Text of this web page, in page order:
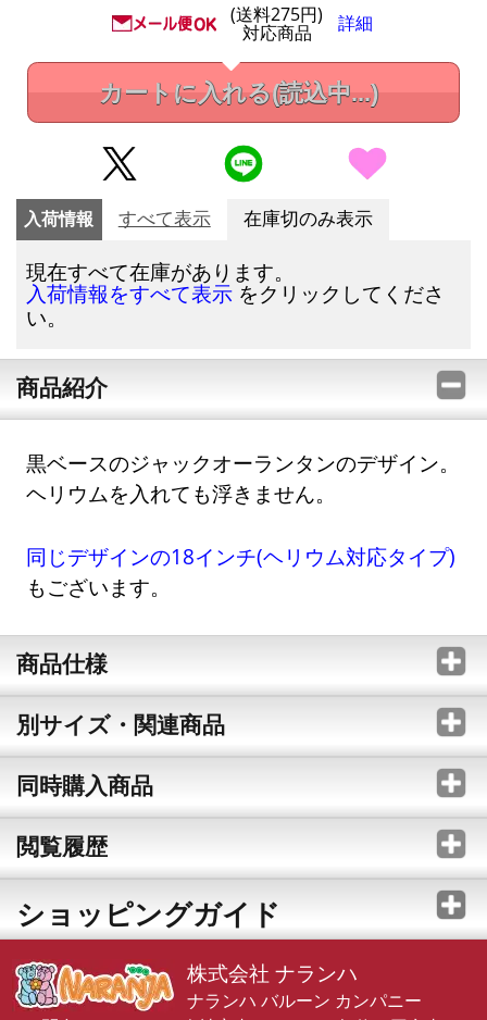
(送料275円)
対応商品 詳細
カートに入れる(読込中...)
入荷情報 すべて表示 在庫切のみ表示
現在すべて在庫があります。
入荷情報をすべて表示 をクリックしてくださ
い。
商品紹介
黒ベースのジャックオーランタンのデザイン。
ヘリウムを入れても浮きません。
同じデザインの18インチ(ヘリウム対応タイプ)
もございます。
商品仕様
別サイズ・関連商品
同時購入商品
閲覧履歴
ショッピングガイド
株式会社 ナランハ
ナランハ バルーン カンパニー